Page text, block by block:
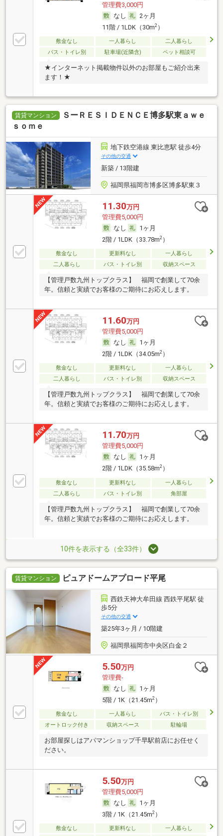
管理費3,000円
なし
2ヶ月
11階 / 1LDK（30m2）
敷金なし 一人暮らし
二人暮らし
バス・トイレ別
駐車場(近隣含) ペット相談可
★インターネット掲載物件以外のお部屋もご紹介出来
ます！★
賃貸マンション
ＳーＲＥＳＩＤＥＮＣＥ博多駅東ａｗｅ
ｓｏｍｅ
地下鉄空港線 東比恵駅 徒歩4分
その他の交通
新築 / 13階建
福岡県福岡市博多区博多駅東３
11.30万円
管理費5,000円
なし
1ヶ月
2階 / 1LDK（33.78m2）
敷金なし 更新料なし
一人暮らし
二人暮らし
バス・トイレ別 収納スペース
【管理戸数九州トップクラス】 福岡で創業して70余
年。信頼と実績でお客様のご期待にお応えします。
11.60万円
管理費5,000円
なし
1ヶ月
2階 / 1LDK（34.05m2）
敷金なし 更新料なし
一人暮らし
二人暮らし
バス・トイレ別 収納スペース
【管理戸数九州トップクラス】 福岡で創業して70余
年。信頼と実績でお客様のご期待にお応えします。
11.70万円
管理費5,000円
なし
1ヶ月
2階 / 1LDK（35.58m2）
敷金なし 更新料なし
一人暮らし
二人暮らし
バス・トイレ別 角部屋
【管理戸数九州トップクラス】 福岡で創業して70余
年。信頼と実績でお客様のご期待にお応えします。
10件を表示する（全33件）
賃貸マンション ピュアドームアプロード平尾
西鉄天神大牟田線 西鉄平尾駅 徒
歩5分
その他の交通
築25年3ヶ月 / 10階建
福岡県福岡市中央区白金２
5.50万円
管理費-
なし
1ヶ月
5階 / 1K（21.45m2）
敷金なし 一人暮らし
バス・トイレ別
オートロック付き
収納スペース 駐輪場
お部屋探しはアパマンショップ千早駅前店にお任せく
ださい。
5.50万円
管理費5,000円
なし
1ヶ月
3階 / 1K（21.45m2）
敷金なし 更新料なし 一人暮らし